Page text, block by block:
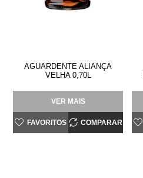
AGUARDENTE ALIANÇA
VELHA 0,70L
VER MAIS
FAVORITOS COMPARAR